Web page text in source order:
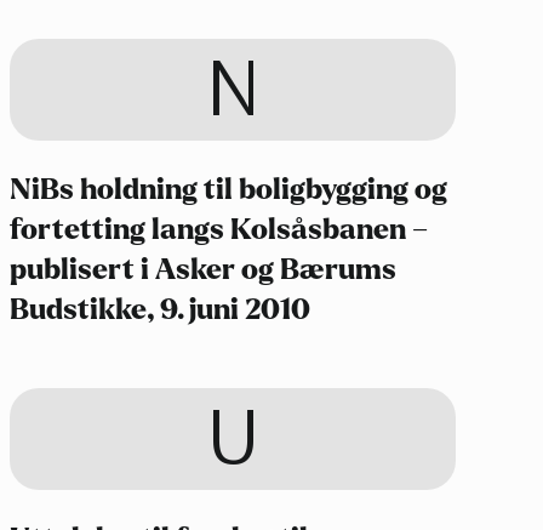
N
NiBs holdning til boligbygging og
fortetting langs Kolsåsbanen –
publisert i Asker og Bærums
Budstikke, 9. juni 2010
U